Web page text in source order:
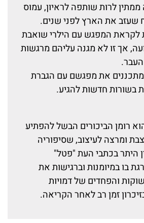
ממתין לרות שותפה לראיון, עמוס
שעזב את הארץ לפני שנים.
לקראת המפגש עם הילרי שואבת
אך זו לא מגנה עליהם מרגשות
מתכננים את מפגשם עם הגברת
בשורות חדשות להגיע.
רומן הביכורים הבשל להפתיע
ומרצה לעיצוב, שסיפוריה
היתר בכתבי העת "פטל"
בו במיומנות וברגישות את
והפחדים של דמויות
זמן רב לאחר הקריאה.